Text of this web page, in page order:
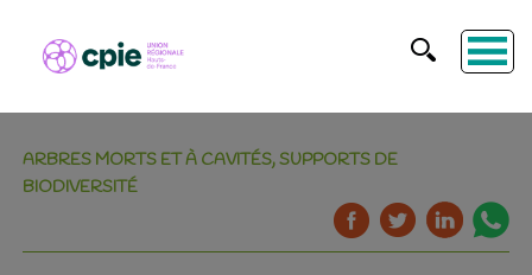
ARBRES MORTS ET À CAVITÉS, SUPPORTS DE
BIODIVERSITÉ